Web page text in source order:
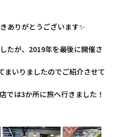
ご購入者サポート
アフターサポート
ありがとうございます✨
たが、2019年を最後に開催さ
まいりましたのでご紹介させて
では3か所に旅へ行きました！